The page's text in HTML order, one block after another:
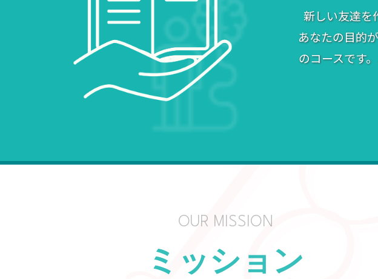
新しい友達を
あなたの目的
のコースです
OUR MISSION
ミッション